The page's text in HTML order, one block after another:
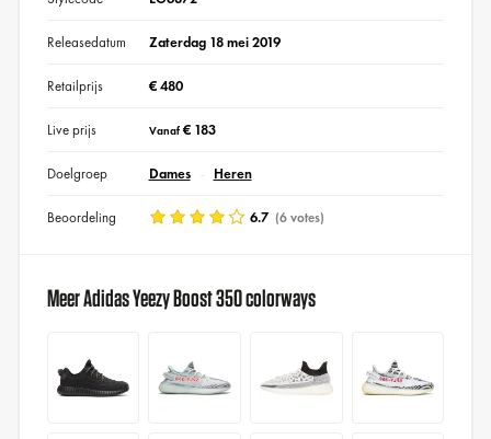
Releasedatum Zaterdag 18 mei 2019
Retailprijs € 480
Live prijs Vanaf€ 183
Doelgroep Dames Heren
Beoordeling 6.7 (6 votes)
Meer Adidas Yeezy Boost 350 colorways